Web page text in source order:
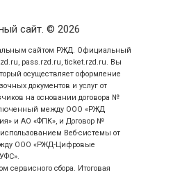
сайт. © 2026
сайтом РЖД. Официальный
pass.rzd.ru, ticket.rzd.ru. Вы
осуществляет оформление
документов и услуг от
на основании договора №
между ООО «РЖД
и АО «ФПК», и Договор №
Веб-системы от
ООО «РЖД-Цифровые
сервисного сбора. Итоговая